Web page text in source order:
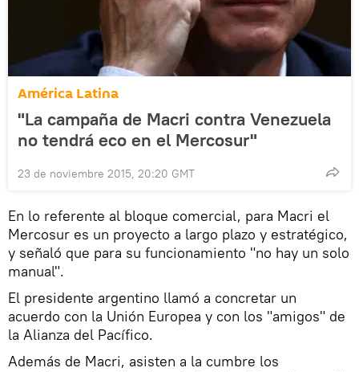
América Latina
"La campaña de Macri contra Venezuela
no tendrá eco en el Mercosur"
23 de noviembre 2015, 20:20 GMT
En lo referente al bloque comercial, para Macri el
Mercosur es un proyecto a largo plazo y estratégico,
y señaló que para su funcionamiento "no hay un solo
manual".
El presidente argentino llamó a concretar un
acuerdo con la Unión Europea y con los "amigos" de
la Alianza del Pacífico.
Además de Macri, asisten a la cumbre los